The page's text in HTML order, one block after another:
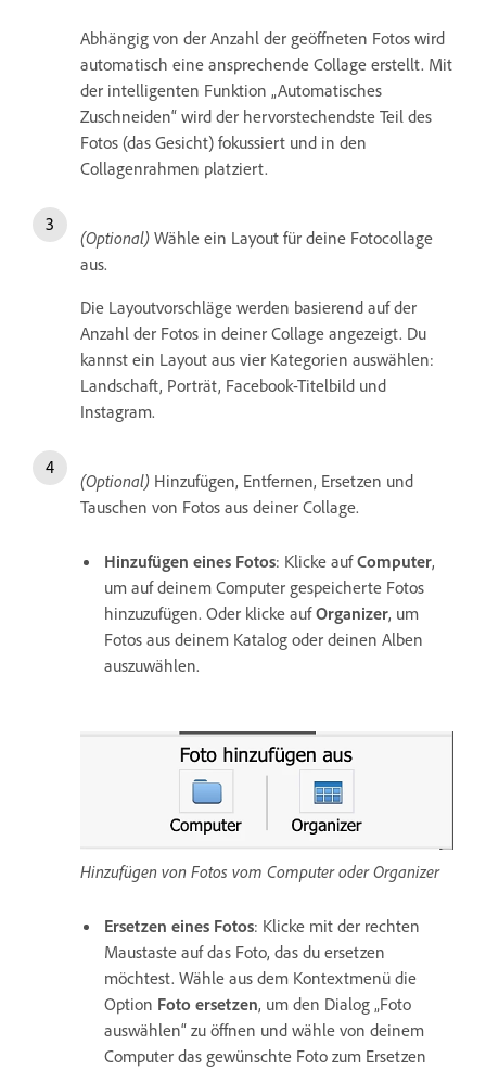
Abhängig von der Anzahl der geöffneten Fotos wird
automatisch eine ansprechende Collage erstellt. Mit
der intelligenten Funktion „Automatisches
Zuschneiden“ wird der hervorstechendste Teil des
Fotos (das Gesicht) fokussiert und in den
Collagenrahmen platziert.
(Optional) Wähle ein Layout für deine Fotocollage
aus.
Die Layoutvorschläge werden basierend auf der
Anzahl der Fotos in deiner Collage angezeigt. Du
kannst ein Layout aus vier Kategorien auswählen:
Landschaft, Porträt, Facebook-Titelbild und
Instagram.
(Optional) Hinzufügen, Entfernen, Ersetzen und
Tauschen von Fotos aus deiner Collage.
Hinzufügen eines Fotos: Klicke aufComputer,
um auf deinem Computer gespeicherte Fotos
hinzuzufügen. Oder klicke aufOrganizer, um
Fotos aus deinem Katalog oder deinen Alben
auszuwählen.
Hinzufügen von Fotos vom Computer oder Organizer
Ersetzen eines Fotos: Klicke mit der rechten
Maustaste auf das Foto, das du ersetzen
möchtest. Wähle aus dem Kontextmenü die
Option Foto ersetzen, um den Dialog „Foto
auswählen“ zu öffnen und wähle von deinem
Computer das gewünschte Foto zum Ersetzen